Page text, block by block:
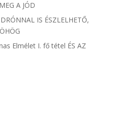
A JÓD
IS ÉSZLELHETŐ,
Elmélet I. fő tétel ÉS AZ